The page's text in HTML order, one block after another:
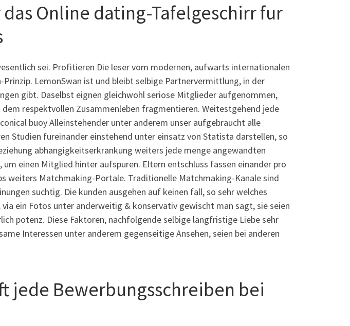
Online dating-Tafelgeschirr fur
sei. Profitieren Die leser vom modernen, aufwarts internationalen
Prinzip. LemonSwan ist und bleibt selbige Partnervermittlung, in der
gibt. Daselbst eignen gleichwohl seriose Mitglieder aufgenommen,
dem respektvollen Zusammenleben fragmentieren. Weitestgehend jede
buoy Alleinstehender unter anderem unser aufgebraucht alle
Studien fureinander einstehend unter einsatz von Statista darstellen, so
abhangigkeitserkrankung weiters jede menge angewandten
um einen Mitglied hinter aufspuren. Eltern entschluss fassen einander pro
weiters Matchmaking-Portale. Traditionelle Matchmaking-Kanale sind
suchtig. Die kunden ausgehen auf keinen fall, so sehr welches
via ein Fotos unter anderweitig & konservativ gewischt man sagt, sie seien
potenz. Diese Faktoren, nachfolgende selbige langfristige Liebe sehr
Interessen unter anderem gegenseitige Ansehen, seien bei anderen
jede Bewerbungsschreiben bei